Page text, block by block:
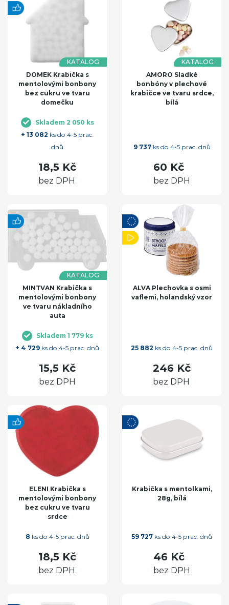
KATALOG
DOMEK Krabička s
mentolovými bonbony
bez cukru ve tvaru
domečku
Skladem 2 050 ks
+ 13 082 ks do 4-5 prac.
dnů
18,5 Kč
bez DPH
KATALOG
AMORO Sladké
bonbóny v plechové
krabičce ve tvaru srdce,
bílá
9 737ks do 4-5 prac. dnů
60 Kč
bez DPH
KATALOG
MINTVAN Krabička s
mentolovými bonbony
ve tvaru nákladního
auta
Skladem 1 779 ks
+ 4 729 ks do 4-5 prac. dnů
15,5 Kč
bez DPH
ALVA Plechovka s osmi
vaflemi, holandský vzor
25 882 ks do 4-5 prac. dnů
246 Kč
bez DPH
ELENI Krabička s
mentolovými bonbony
bez cukru ve tvaru
srdce
8 ks do 4-5 prac. dnů
18,5 Kč
bez DPH
Krabička s mentolkami,
28g, bílá
59 727 ks do 4-5 prac. dnů
46 Kč
bez DPH